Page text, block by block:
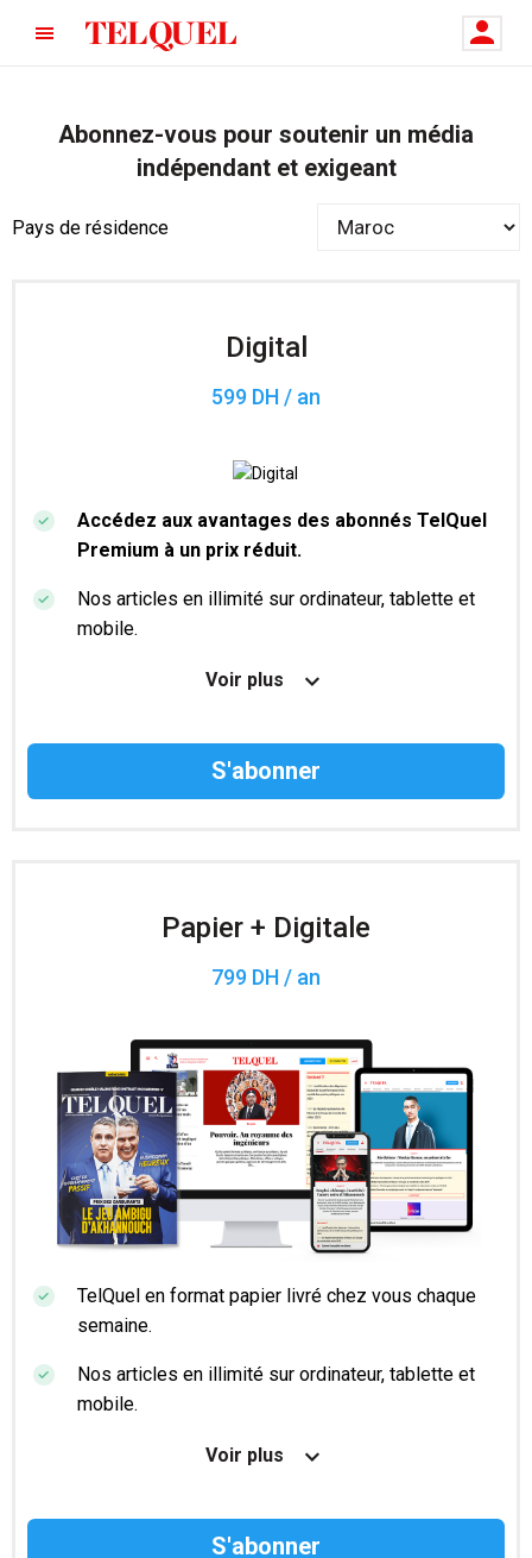
Abonnez-vous pour soutenir un média
indépendant et exigeant
Pays de résidence
Digital
599 DH / an
Accédez aux avantages des abonnés TelQuel
Premium à un prix réduit.
Nos articles en illimité sur ordinateur, tablette et
mobile.
Le magazine TelQuel en numérique avant la sortie
Des informations confidentielles résérvées aux
Voir plus
Papier + Digitale
799 DH / an
TelQuel en format papier livré chez vous chaque
semaine.
Nos articles en illimité sur ordinateur, tablette et
mobile.
Le magazine TelQuel en numérique avant la sortie
Voir plus